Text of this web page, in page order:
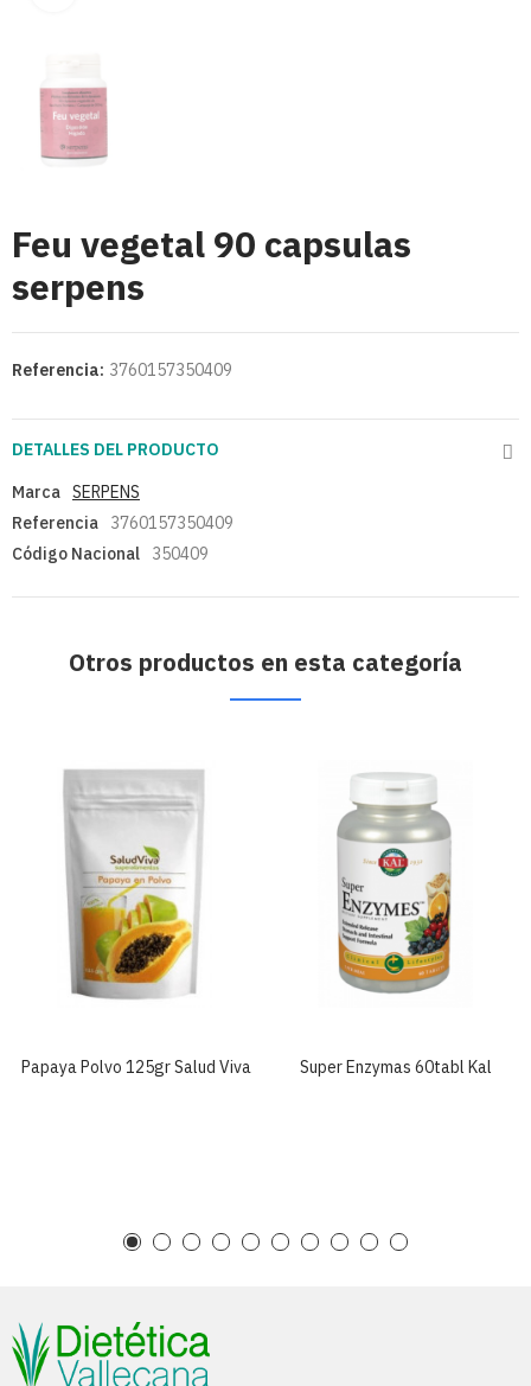
Feu vegetal 90 capsulas
serpens
Referencia: 3760157350409
DETALLES DEL PRODUCTO
Marca SERPENS
Referencia
3760157350409
Código Nacional
350409
Otros productos en esta categoría
Papaya Polvo 125gr Salud Viva Super Enzymas 60tabl Kal